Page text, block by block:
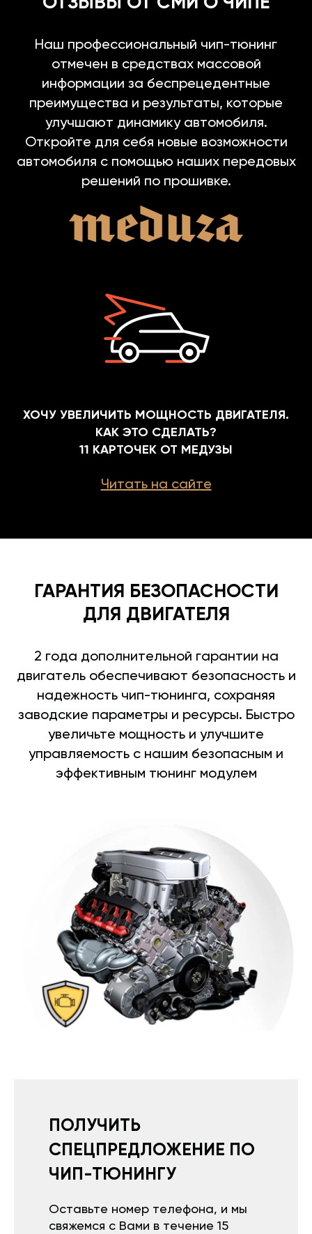
Наш профессиональный чип-тюнинг
отмечен в средствах массовой
информации за беспрецедентные
преимущества и результаты, которые
улучшают динамику автомобиля.
Откройте для себя новые возможности
автомобиля с помощью наших передовых
решений по прошивке.
ХОЧУ УВЕЛИЧИТЬ МОЩНОСТЬ ДВИГАТЕЛЯ.
КАК ЭТО СДЕЛАТЬ?
11 КАРТОЧЕК ОТ МЕДУЗЫ
Читать на сайте
ГАРАНТИЯ БЕЗОПАСНОСТИ
ДЛЯ ДВИГАТЕЛЯ
2 года дополнительной гарантии на
двигатель обеспечивают безопасность и
надежность чип-тюнинга, сохраняя
заводские параметры и ресурсы. Быстро
увеличьте мощность и улучшите
управляемость с нашим безопасным и
эффективным тюнинг модулем
ПОЛУЧИТЬ
СПЕЦПРЕДЛОЖЕНИЕ ПО
ЧИП-ТЮНИНГУ
Оставьте номер телефона, и мы
свяжемся с Вами в течение 15